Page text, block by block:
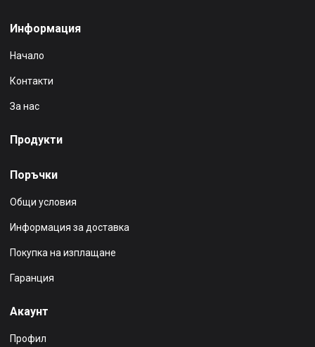
Информация
Начало
Контакти
За нас
Продукти
Поръчки
Общи условия
Информация за доставка
Покупка на изплащане
Гаранция
Акаунт
Профил